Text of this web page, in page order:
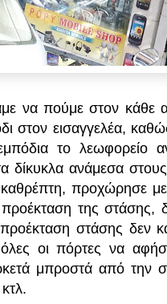
να πούμε στον κάθε
στον εισαγγελέα,
το λεωφορείο
δίκυκλα ανάμεσα
προχώρησε με
της στάσης,
προέκταση στάσης
οι πόρτες να
μπροστά από την